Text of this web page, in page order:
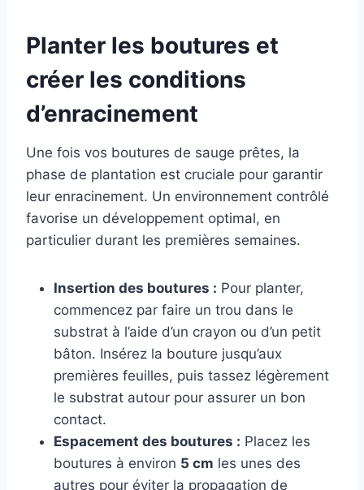
Planter les boutures et
créer les conditions
d’enracinement
Une fois vos boutures de sauge prêtes, la
phase de plantation est cruciale pour garantir
leur enracinement. Un environnement contrôlé
favorise un développement optimal, en
particulier durant les premières semaines.
Insertion des boutures : Pour planter,
commencez par faire un trou dans le
substrat à l’aide d’un crayon ou d’un petit
bâton. Insérez la bouture jusqu’aux
premières feuilles, puis tassez légèrement
le substrat autour pour assurer un bon
contact.
Espacement des boutures : Placez les
boutures à environ 5 cm les unes des
autres pour éviter la propagation de